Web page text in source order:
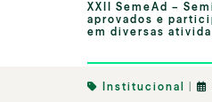
XXII SemeAd –
aprovados e
em diversas
Institucional